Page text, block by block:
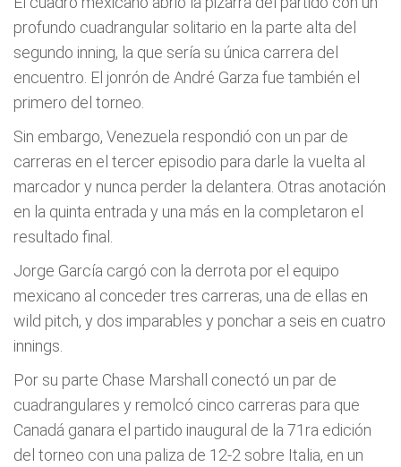
profundo cuadrangular solitario en la parte alta del
segundo inning, la que sería su única carrera del
encuentro. El jonrón de André Garza fue también el
primero del torneo.
Sin embargo, Venezuela respondió con un par de
carreras en el tercer episodio para darle la vuelta al
marcador y nunca perder la delantera. Otras anotación
en la quinta entrada y una más en la completaron el
resultado final.
Jorge García cargó con la derrota por el equipo
mexicano al conceder tres carreras, una de ellas en
wild pitch, y dos imparables y ponchar a seis en cuatro
innings.
Por su parte Chase Marshall conectó un par de
cuadrangulares y remolcó cinco carreras para que
Canadá ganara el partido inaugural de la 71ra edición
del torneo con una paliza de 12-2 sobre Italia, en un